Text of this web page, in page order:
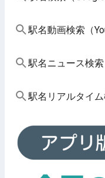
駅名動画検索（
駅名ニュース検索
駅名リアルタイム